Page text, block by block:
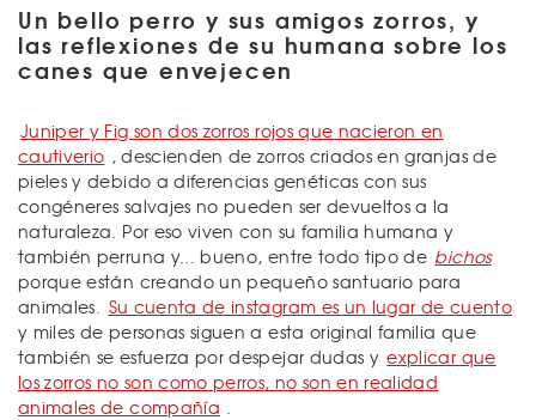
Un bello perro y sus amigos zorros, y
las reflexiones de su humana sobre los
canes que envejecen
Juniper y Fig son dos zorros rojos que nacieron en
cautiverio , descienden de zorros criados en granjas de
pieles y debido a diferencias genéticas con sus
congéneres salvajes no pueden ser devueltos a la
naturaleza. Por eso viven con su familia humana y
también perruna y... bueno, entre todo tipo de bichos
porque están creando un pequeño santuario para
animales. Su cuenta de instagram es un lugar de cuento
y miles de personas siguen a esta original familia que
también se esfuerza por despejar dudas y explicar que
los zorros no son como perros, no son en realidad
animales de compañía